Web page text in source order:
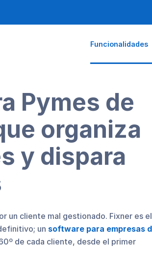
Funcionalidades
Pymes de
organiza
y dispara
un cliente mal gestionado. Fixner es el
un software para empresas
de cada cliente, desde el primer